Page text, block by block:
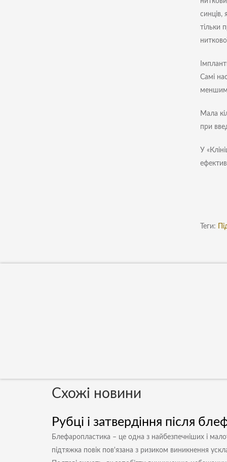
синців,
тільки
Самі
меншим
Мала
при
У
Теги:
Схожі новини
Рубці і затвердіння після
Блефаропластика – це одна з найбезпечніших і
підтяжка повік пов'язана з ризиком виникнення